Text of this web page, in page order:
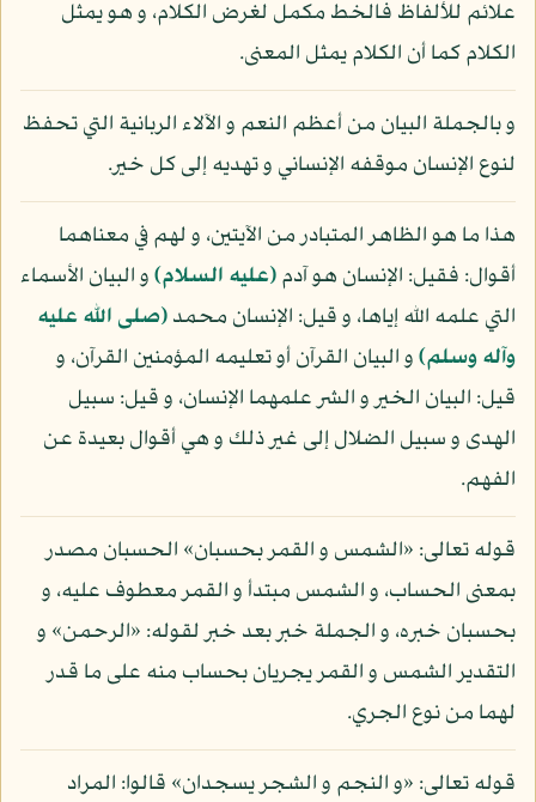
علائم للألفاظ فالخط مكمل لغرض الكلام، و هو يمثل
الكلام كما أن الكلام يمثل المعنى.
و بالجملة البيان من أعظم النعم و الآلاء الربانية التي تحفظ
لنوع الإنسان موقفه الإنساني و تهديه إلى كل خير.
هذا ما هو الظاهر المتبادر من الآيتين، و لهم في معناهما
أقوال: فقيل: الإنسان هو آدم(عليه السلام)و البيان الأسماء
التي علمه الله إياها، و قيل: الإنسان محمد(صلى الله عليه
وآله وسلم)و البيان القرآن أو تعليمه المؤمنين القرآن، و
قيل: البيان الخير و الشر علمهما الإنسان، و قيل: سبيل
الهدى و سبيل الضلال إلى غير ذلك و هي أقوال بعيدة عن
الفهم.
قوله تعالى: «الشمس و القمر بحسبان» الحسبان مصدر
بمعنى الحساب، و الشمس مبتدأ و القمر معطوف عليه، و
بحسبان خبره، و الجملة خبر بعد خبر لقوله: «الرحمن» و
التقدير الشمس و القمر يجريان بحساب منه على ما قدر
لهما من نوع الجري.
قوله تعالى: «و النجم و الشجر يسجدان» قالوا: المراد